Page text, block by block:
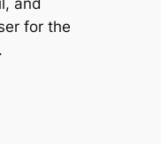
for the